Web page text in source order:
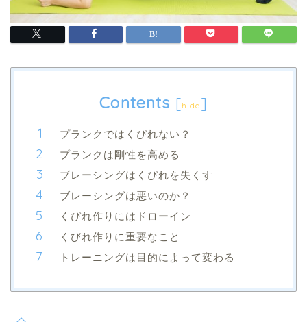
Contents [hide ]
プランクではくびれない？
プランクは剛性を高める
ブレーシングはくびれを失くす
ブレーシングは悪いのか？
くびれ作りにはドローイン
くびれ作りに重要なこと
トレーニングは目的によって変わる